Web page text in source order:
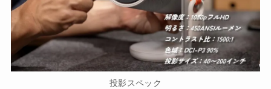
投影スペック